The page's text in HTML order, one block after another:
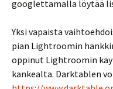
googlettamalla löytää
Yksi vapaista
pian Lightroomin
oppinut Lightroomin
kankealta. Darktablen